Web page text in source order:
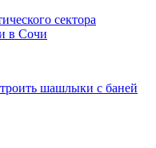
сектора
в Сочи
шашлыки с баней